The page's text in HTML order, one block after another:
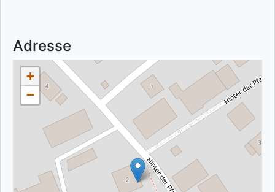
Adresse
+
−